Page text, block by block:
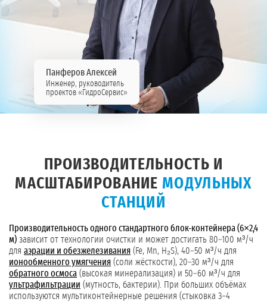
Панферов Алексей
Инженер, руководитель
проектов «ГидроСервис»
ПРОИЗВОДИТЕЛЬНОСТЬ И
МАСШТАБИРОВАНИЕ МОДУЛЬНЫХ
СТАНЦИЙ
Производительность одного стандартного блок-контейнера (6×2,4
м) зависит от технологии очистки и может достигать 80–100 м³/ч
для аэрации и обезжелезивания (Fe, Mn, H₂S), 40–50 м³/ч для
ионообменного умягчения (соли жёсткости), 20–30 м³/ч для
обратного осмоса (высокая минерализация) и 50–60 м³/ч для
ультрафильтрации (мутность, бактерии). При больших объёмах
используются мультиконтейнерные решения (стыковка 3–4